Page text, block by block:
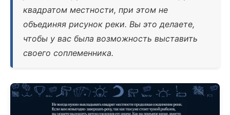
квадратом местности, при этом не
объединяя рисунок реки. Вы это делаете,
чтобы у вас была возможность выставить
своего соплеменника.